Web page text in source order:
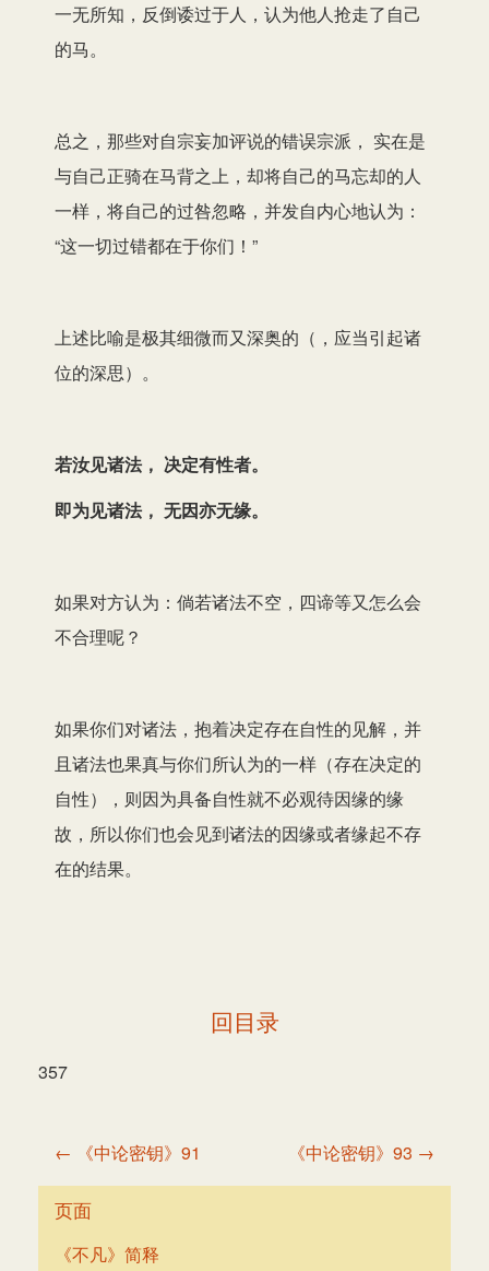
一无所知，反倒诿过于人，认为他人抢走了自己
的马。
总之，那些对自宗妄加评说的错误宗派， 实在是
与自己正骑在马背之上，却将自己的马忘却的人
一样，将自己的过咎忽略，并发自内心地认为：
“这一切过错都在于你们！”
上述比喻是极其细微而又深奥的（，应当引起诸
位的深思）。
若汝见诸法， 决定有性者。
即为见诸法， 无因亦无缘。
如果对方认为：倘若诸法不空，四谛等又怎么会
不合理呢？
如果你们对诸法，抱着决定存在自性的见解，并
且诸法也果真与你们所认为的一样（存在决定的
自性），则因为具备自性就不必观待因缘的缘
故，所以你们也会见到诸法的因缘或者缘起不存
在的结果。
回目录
357
文
导
航
← 《中论密钥》91 《中论密钥》93 →
页面
《不凡》简释